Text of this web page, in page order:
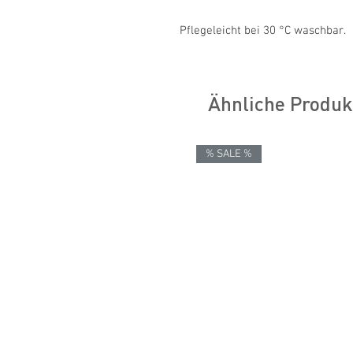
Pflegeleicht bei 30 °C waschbar.
Ähnliche
% SALE %